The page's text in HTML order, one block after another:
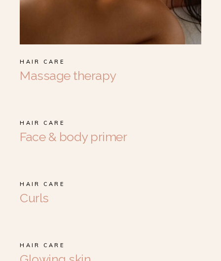
HAIR CARE
Massage therapy
HAIR CARE
Face & body primer
HAIR CARE
Curls
HAIR CARE